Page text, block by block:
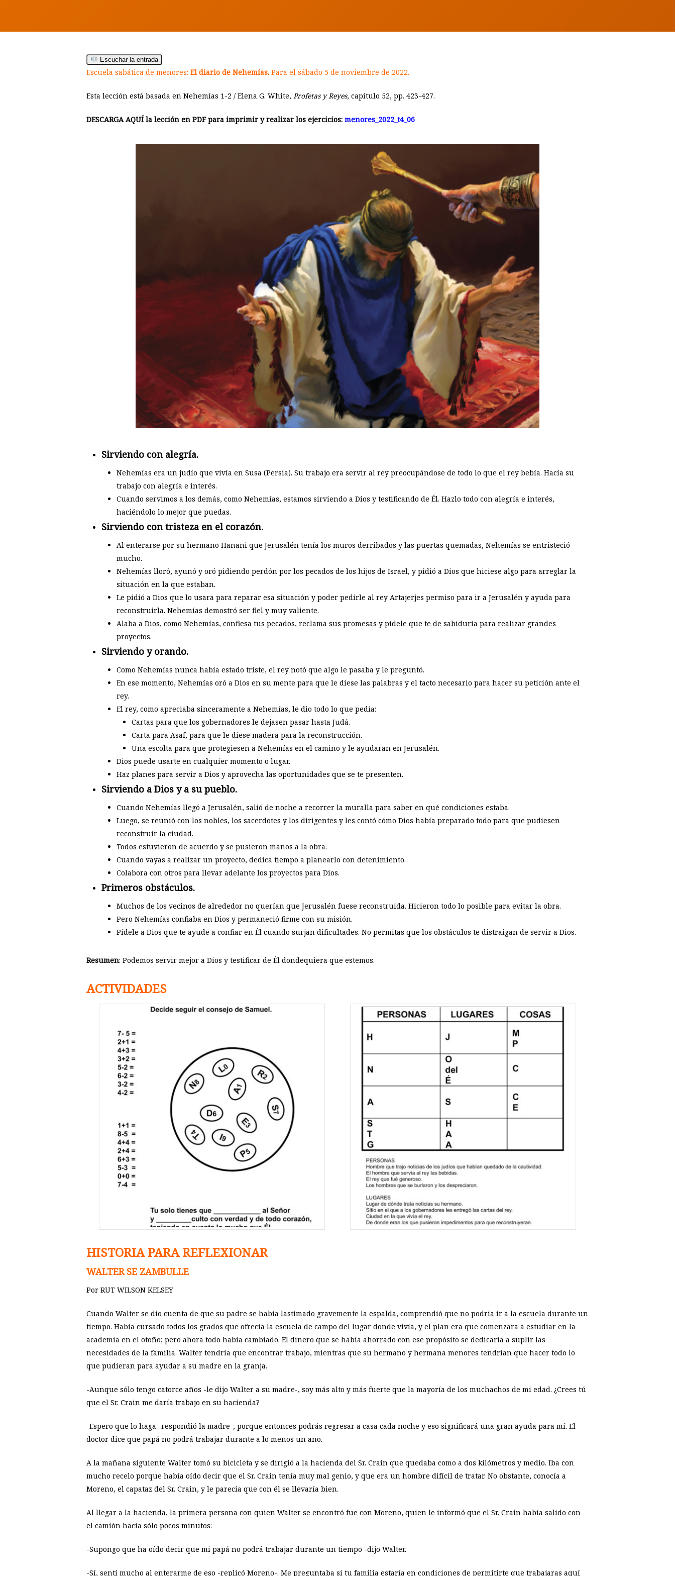
Escuchar la entrada
Escuela sabática de menores: El diario de Nehemías. Para el sábado 5 de noviembre de 2022.
Esta lección está basada en Nehemías 1-2 / Elena G. White, Profetas y Reyes, capítulo 52, pp. 423-427.
DESCARGA AQUÍ la lección en PDF para imprimir y realizar los ejercicios: menores_2022_t4_06
Sirviendo con alegría.
Nehemías era un judío que vivía en Susa (Persia). Su trabajo era servir al rey preocupándose de todo lo que el rey bebía. Hacía su
trabajo con alegría e interés.
Cuando servimos a los demás, como Nehemías, estamos sirviendo a Dios y testificando de Él. Hazlo todo con alegría e interés,
haciéndolo lo mejor que puedas.
Sirviendo con tristeza en el corazón.
Al enterarse por su hermano Hanani que Jerusalén tenía los muros derribados y las puertas quemadas, Nehemías se entristeció
mucho.
Nehemías lloró, ayunó y oró pidiendo perdón por los pecados de los hijos de Israel, y pidió a Dios que hiciese algo para arreglar la
situación en la que estaban.
Le pidió a Dios que lo usara para reparar esa situación y poder pedirle al rey Artajerjes permiso para ir a Jerusalén y ayuda para
reconstruirla. Nehemías demostró ser fiel y muy valiente.
Alaba a Dios, como Nehemías, confiesa tus pecados, reclama sus promesas y pídele que te de sabiduría para realizar grandes
proyectos.
Sirviendo y orando.
Como Nehemías nunca había estado triste, el rey notó que algo le pasaba y le preguntó.
En ese momento, Nehemías oró a Dios en su mente para que le diese las palabras y el tacto necesario para hacer su petición ante el
rey.
El rey, como apreciaba sinceramente a Nehemías, le dio todo lo que pedía:
Cartas para que los gobernadores le dejasen pasar hasta Judá.
Carta para Asaf, para que le diese madera para la reconstrucción.
Una escolta para que protegiesen a Nehemías en el camino y le ayudaran en Jerusalén.
Dios puede usarte en cualquier momento o lugar.
Haz planes para servir a Dios y aprovecha las oportunidades que se te presenten.
Sirviendo a Dios y a su pueblo.
Cuando Nehemías llegó a Jerusalén, salió de noche a recorrer la muralla para saber en qué condiciones estaba.
Luego, se reunió con los nobles, los sacerdotes y los dirigentes y les contó cómo Dios había preparado todo para que pudiesen
reconstruir la ciudad.
Todos estuvieron de acuerdo y se pusieron manos a la obra.
Cuando vayas a realizar un proyecto, dedica tiempo a planearlo con detenimiento.
Colabora con otros para llevar adelante los proyectos para Dios.
Primeros obstáculos.
Muchos de los vecinos de alrededor no querían que Jerusalén fuese reconstruida. Hicieron todo lo posible para evitar la obra.
Pero Nehemías confiaba en Dios y permaneció firme con su misión.
Pídele a Dios que te ayude a confiar en Él cuando surjan dificultades. No permitas que los obstáculos te distraigan de servir a Dios.
Resumen: Podemos servir mejor a Dios y testificar de Él dondequiera que estemos.
ACTIVIDADES
HISTORIA PARA REFLEXIONAR
WALTER SE ZAMBULLE
Por RUT WILSON KELSEY
Cuando Walter se dio cuenta de que su padre se había lastimado gravemente la espalda, comprendió que no podría ir a la escuela durante un
tiempo. Había cursado todos los grados que ofrecía la escuela de campo del lugar donde vivía, y el plan era que comenzara a estudiar en la
academia en el otoño; pero ahora todo había cambiado. El dinero que se había ahorrado con ese propósito se dedicaría a suplir las
necesidades de la familia. Walter tendría que encontrar trabajo, mientras que su hermano y hermana menores tendrían que hacer todo lo
que pudieran para ayudar a su madre en la granja.
-Aunque sólo tengo catorce años -le dijo Walter a su madre-, soy más alto y más fuerte que la mayoría de los muchachos de mi edad. ¿Crees tú
que el Sr. Crain me daría trabajo en su hacienda?
-Espero que lo haga -respondió la madre-, porque entonces podrás regresar a casa cada noche y eso significará una gran ayuda para mí. El
doctor dice que papá no podrá trabajar durante a lo menos un año.
A la mañana siguiente Walter tomó su bicicleta y se dirigió a la hacienda del Sr. Crain que quedaba como a dos kilómetros y medio. Iba con
mucho recelo porque había oído decir que el Sr. Crain tenía muy mal genio, y que era un hombre difícil de tratar. No obstante, conocía a
Moreno, el capataz del Sr. Crain, y le parecía que con él se llevaría bien.
Al llegar a la hacienda, la primera persona con quien Walter se encontró fue con Moreno, quien le informó que el Sr. Crain había salido con
el camión hacía sólo pocos minutos:
-Supongo que ha oído decir que mi papá no podrá trabajar durante un tiempo -dijo Walter.
-Sí, sentí mucho al enterarme de eso -replicó Moreno-. Me preguntaba si tu familia estaría en condiciones de permitirte que trabajaras aquí